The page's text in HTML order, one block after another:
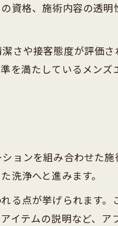
資格、施術内容の透明
さや接客態度が評価さ
を満たしているメンズ
ョンを組み合わせた施
洗浄へと進みます。
る点が挙げられます。
イテムの説明など、ア